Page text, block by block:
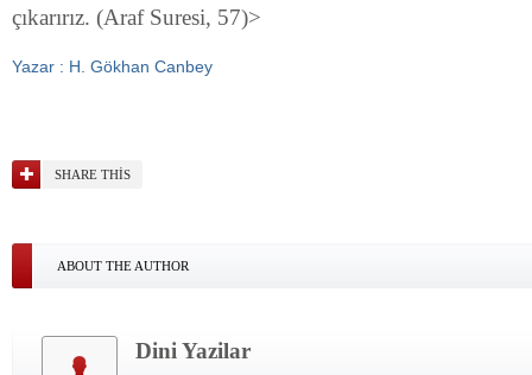
çıkarırız. (Araf Suresi, 57)>
Yazar : H. Gökhan Canbey
SHARE THIS
ABOUT THE AUTHOR
Dini Yazilar